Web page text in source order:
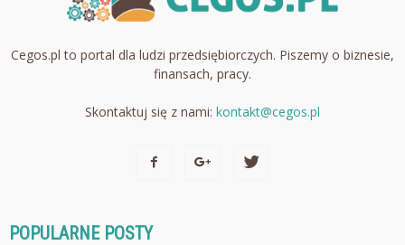
Cegos.pl to portal dla ludzi przedsiębiorczych. Piszemy o biznesie,
finansach, pracy.
Skontaktuj się z nami: kontakt@cegos.pl
POPULARNE POSTY